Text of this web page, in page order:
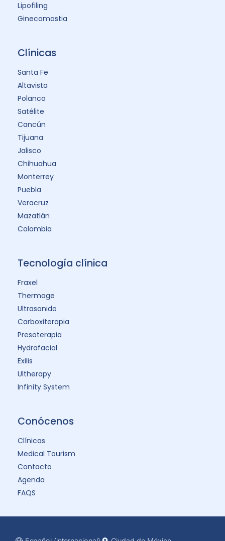
Lipofiling
Ginecomastia
Clínicas
Santa Fe
Altavista
Polanco
Satélite
Cancún
Tijuana
Jalisco
Chihuahua
Monterrey
Puebla
Veracruz
Mazatlán
Colombia
Tecnología clínica
Fraxel
Thermage
Ultrasonido
Carboxiterapia
Presoterapia
Hydrafacial
Exilis
Ultherapy
Infinity System
Conócenos
Clínicas
Medical Tourism
Contacto
Agenda
FAQS